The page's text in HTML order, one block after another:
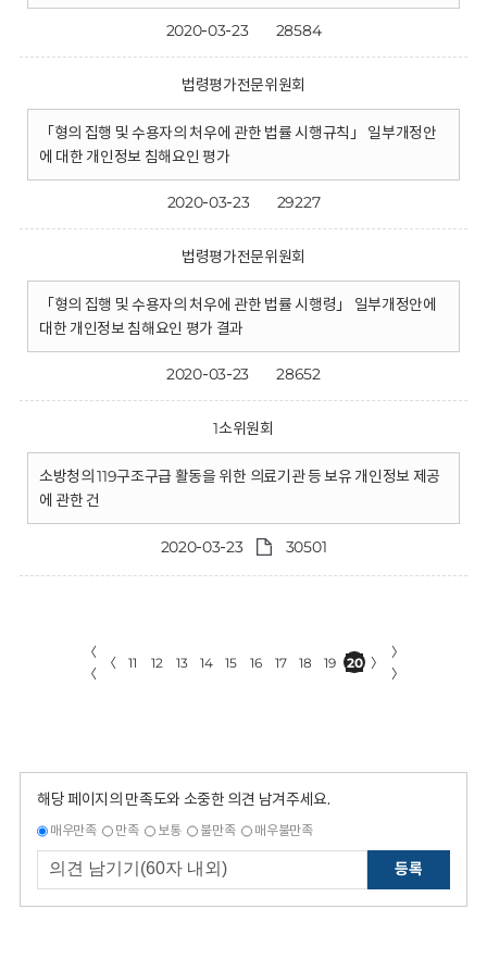
2020-03-23 28584
법령평가전문위원회
「형의 집행 및 수용자의 처우에 관한 법률 시행규칙」 일부개정안
에 대한 개인정보 침해요인 평가
2020-03-23 29227
법령평가전문위원회
「형의 집행 및 수용자의 처우에 관한 법률 시행령」 일부개정안에
대한 개인정보 침해요인 평가 결과
2020-03-23 28652
1소위원회
소방청의 119구조구급 활동을 위한 의료기관 등 보유 개인정보 제공
에 관한 건
2020-03-23 30501
〈
〈
〈 11 12 13 14 15 16 17 18 19 20 〉
〉
〉
해당 페이지의 만족도와 소중한 의견 남겨주세요.
매우만족 만족 보통 불만족 매우불만족
등록